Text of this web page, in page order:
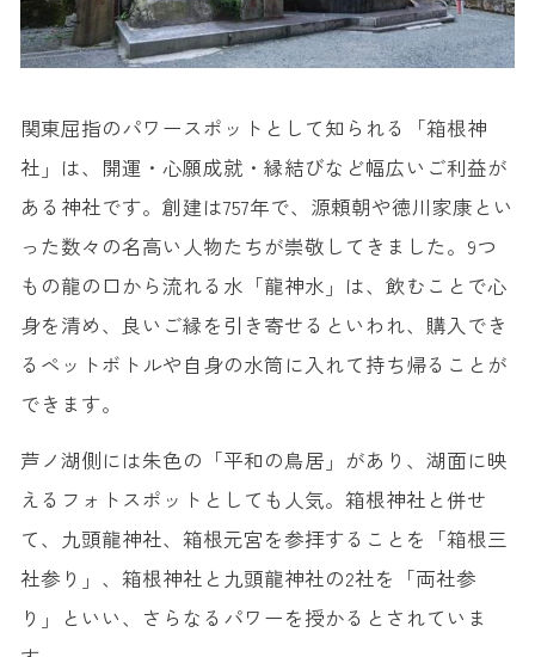
関東屈指のパワースポットとして知られる「箱根神
社」は、開運・心願成就・縁結びなど幅広いご利益が
ある神社です。創建は757年で、源頼朝や徳川家康とい
った数々の名高い人物たちが崇敬してきました。9つ
もの龍の口から流れる水「龍神水」は、飲むことで心
身を清め、良いご縁を引き寄せるといわれ、購入でき
るペットボトルや自身の水筒に入れて持ち帰ることが
できます。
芦ノ湖側には朱色の「平和の鳥居」があり、湖面に映
えるフォトスポットとしても人気。箱根神社と併せ
て、九頭龍神社、箱根元宮を参拝することを「箱根三
社参り」、箱根神社と九頭龍神社の2社を「両社参
り」といい、さらなるパワーを授かるとされていま